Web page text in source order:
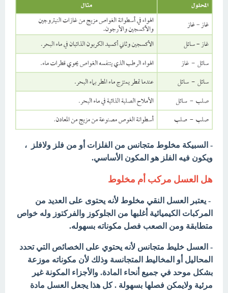
- السبيكة مخلوط متجانس من الفلزات أو من فلز ولافلز ،
ويكون فيه الفلز هو المكون الأساسي.
هل العسل مركب أم مخلوط
- يعتبر العسل النقي مخلوط لأنه يحتوى على العديد من
المركبات الكيميائية أغلبها من الجلوكوز والفركتوز وله خواص
متطابقة ومن الصعب فصل مكوناته بسهوله.
- العسل خليط متجانس لأنه يحتوي على الخصائص التي تحدد
المحاليل أو المخاليط المتجانسة وذلك لأن مكوناته موزعة
بشكل موحد في جميع أنحاء المادة. والأجزاء المكونة غير
مرئية ولايمكن فصلها بسهولة . كل هذا يجعل العسل مادة